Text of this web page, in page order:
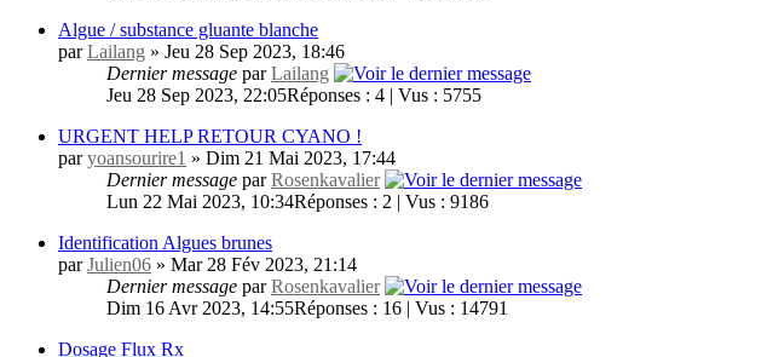
Algue / substance gluante blanche
parLailang » Jeu 28 Sep 2023, 18:46
Dernier message parLailang
Jeu 28 Sep 2023, 22:05Réponses : 4 | Vus : 5755
URGENT HELP RETOUR CYANO !
paryoansourire1 » Dim 21 Mai 2023, 17:44
Dernier message parRosenkavalier
Lun 22 Mai 2023, 10:34Réponses : 2 | Vus : 9186
Identification Algues brunes
parJulien06 » Mar 28 Fév 2023, 21:14
Dernier message parRosenkavalier
Dim 16 Avr 2023, 14:55Réponses : 16 | Vus : 14791
Dosage Flux Rx